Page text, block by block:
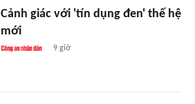
Cảnh giác với 'tín dụng đen' thế hệ
mới
9 giờ